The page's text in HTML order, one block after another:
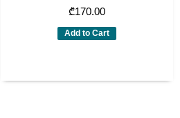
₾170.00
Add to Cart